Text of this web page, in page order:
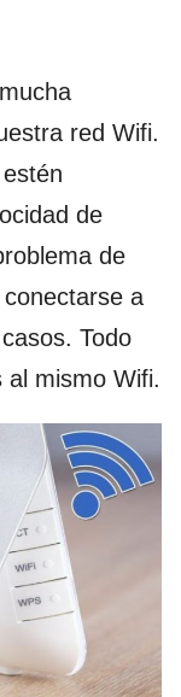
red Wifi.
de
de
a
Todo
mismo Wifi.